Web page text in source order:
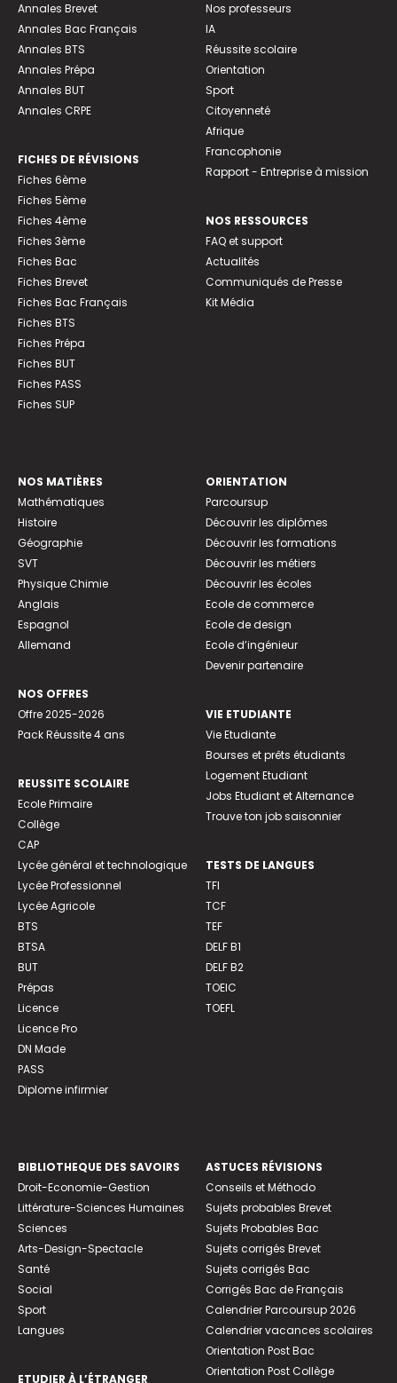
Annales Brevet
Annales Bac Français
Annales BTS
Annales Prépa
Annales BUT
Annales CRPE
FICHES DE RÉVISIONS
Fiches 6ème
Fiches 5ème
Fiches 4ème
Fiches 3ème
Fiches Bac
Fiches Brevet
Fiches Bac Français
Fiches BTS
Fiches Prépa
Fiches BUT
Fiches PASS
Fiches SUP
Nos professeurs
IA
Réussite scolaire
Orientation
Sport
Citoyenneté
Afrique
Francophonie
Rapport - Entreprise à mission
NOS RESSOURCES
FAQ et support
Actualités
Communiqués de Presse
Kit Média
NOS MATIÈRES
Mathématiques
Histoire
Géographie
SVT
Physique Chimie
Anglais
Espagnol
Allemand
NOS OFFRES
Offre 2025-2026
Pack Réussite 4 ans
REUSSITE SCOLAIRE
Ecole Primaire
Collège
CAP
Lycée général et technologique
Lycée Professionnel
Lycée Agricole
BTS
BTSA
BUT
Prépas
Licence
Licence Pro
DN Made
PASS
Diplome infirmier
ORIENTATION
Parcoursup
Découvrir les diplômes
Découvrir les formations
Découvrir les métiers
Découvrir les écoles
Ecole de commerce
Ecole de design
Ecole d’ingénieur
Devenir partenaire
VIE ETUDIANTE
Vie Etudiante
Bourses et prêts étudiants
Logement Etudiant
Jobs Etudiant et Alternance
Trouve ton job saisonnier
TESTS DE LANGUES
TFI
TCF
TEF
DELF B1
DELF B2
TOEIC
TOEFL
BIBLIOTHEQUE DES SAVOIRS
Droit-Economie-Gestion
Littérature-Sciences Humaines
Sciences
Arts-Design-Spectacle
Santé
Social
Sport
Langues
ETUDIER À L’ÉTRANGER
ASTUCES RÉVISIONS
Conseils et Méthodo
Sujets probables Brevet
Sujets Probables Bac
Sujets corrigés Brevet
Sujets corrigés Bac
Corrigés Bac de Français
Calendrier Parcoursup 2026
Calendrier vacances scolaires
Orientation Post Bac
Orientation Post Collège